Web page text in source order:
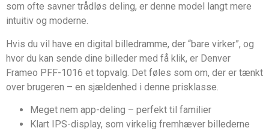
som ofte savner trådløs deling, er denne model langt mere
intuitiv og moderne.
Hvis du vil have en digital billedramme, der “bare virker”, og
hvor du kan sende dine billeder med få klik, er Denver
Frameo PFF-1016 et topvalg. Det føles som om, der er tænkt
over brugeren – en sjældenhed i denne prisklasse.
Meget nem app-deling – perfekt til familier
Klart IPS-display, som virkelig fremhæver billederne